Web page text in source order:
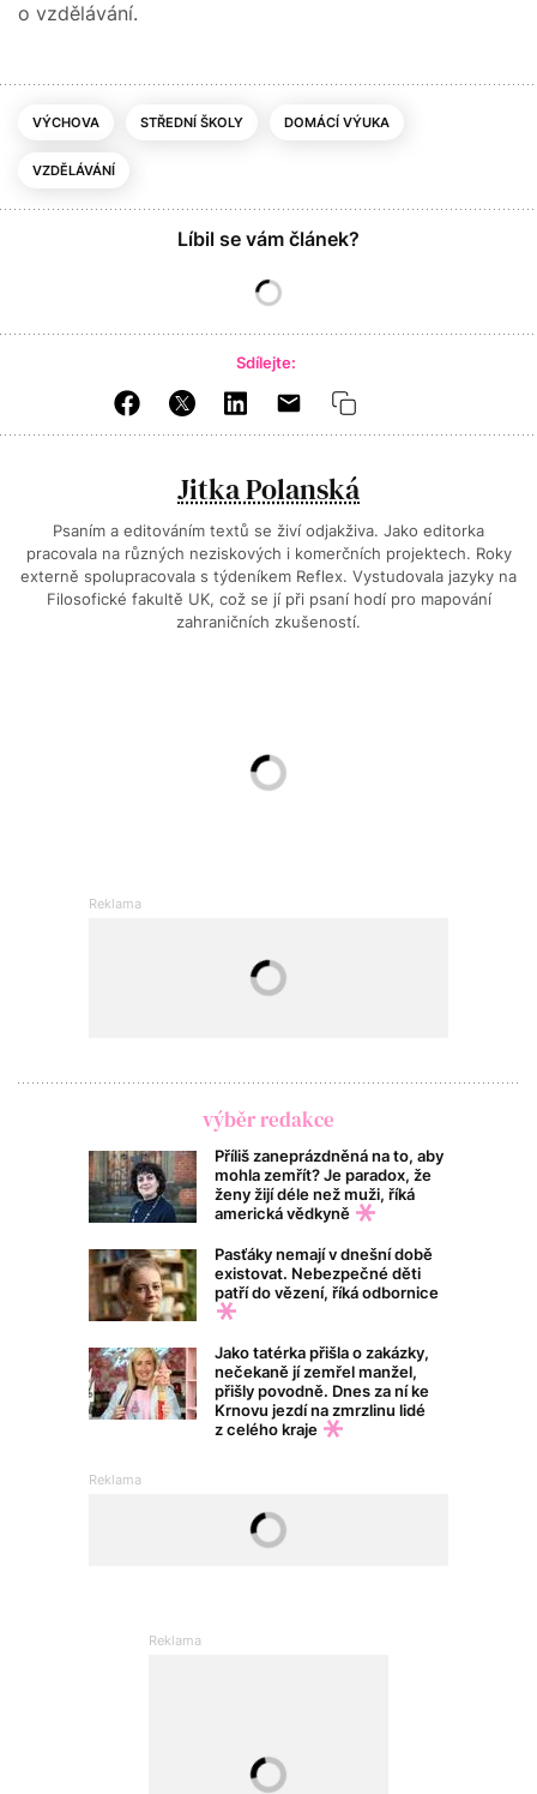
o vzdělávání.
VÝCHOVA STŘEDNÍ ŠKOLY DOMÁCÍ VÝUKA
VZDĚLÁVÁNÍ
Líbil se vám článek?
Sdílejte:
Jitka Polanská
Psaním a editováním textů se živí odjakživa. Jako editorka
pracovala na různých neziskových i komerčních projektech. Roky
externě spolupracovala s týdeníkem Reflex. Vystudovala jazyky na
Filosofické fakultě UK, což se jí při psaní hodí pro mapování
zahraničních zkušeností.
výběr redakce
Příliš zaneprázdněná na to, aby
mohla zemřít? Je paradox, že
ženy žijí déle než muži, říká
americká vědkyně
Pasťáky nemají v dnešní době
existovat. Nebezpečné děti
patří do vězení, říká odbornice
Jako tatérka přišla o zakázky,
nečekaně jí zemřel manžel,
přišly povodně. Dnes za ní ke
Krnovu jezdí na zmrzlinu lidé
z celého kraje